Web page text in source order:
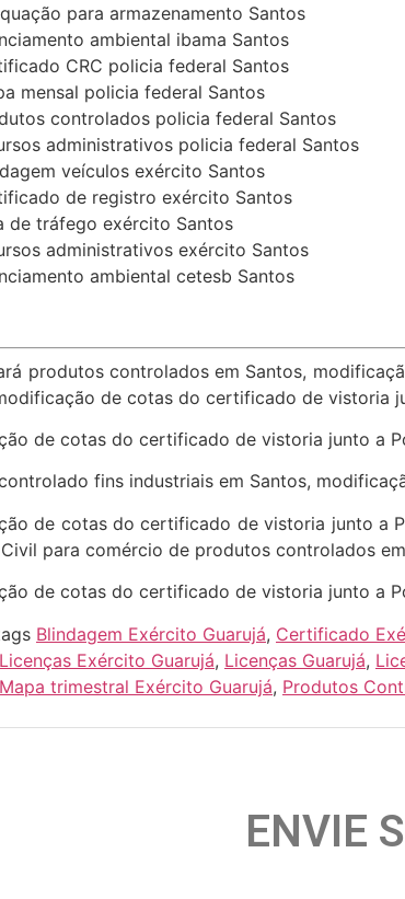
para armazenamento Santos
ambiental ibama Santos
CRC policia federal Santos
mensal policia federal Santos
controlados policia federal Santos
administrativos policia federal Santos
veículos exército Santos
de registro exército Santos
de tráfego exército Santos
administrativos exército Santos
ambiental cetesb Santos
produtos controlados em Santos,
de cotas do certificado de vistoria
de cotas do certificado de vistoria junto a
fins industriais em Santos,
de cotas do certificado de vistoria junto a
para comércio de produtos controlados
de cotas do certificado de vistoria junto a
Blindagem Exército Guarujá, Certificado
Licenças Exército Guarujá, Licenças Guarujá,
Mapa trimestral Exército Guarujá, Produtos
ENVIE